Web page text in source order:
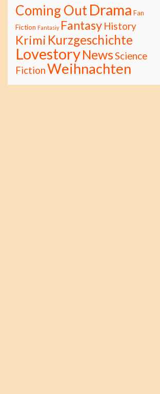
Coming OutDrama Fan
Fiction Fantasiy Fantasy History
Krimi Kurzgeschichte
LovestoryNewsScience
FictionWeihnachten